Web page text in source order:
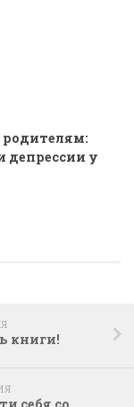
депрессии у
книги!